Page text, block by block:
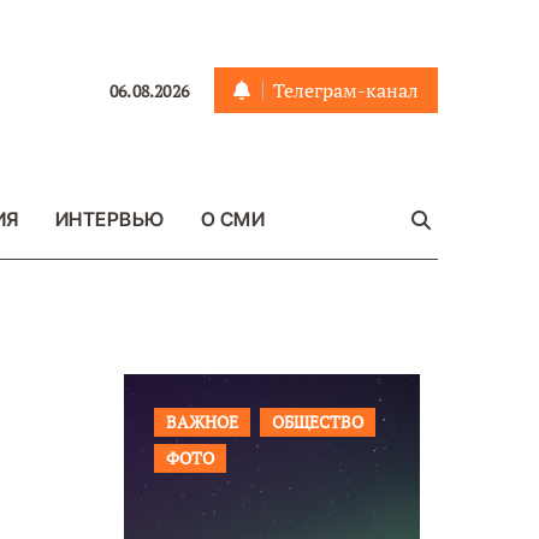
06.08.2026 Телеграм-канал
ИНТЕРВЬЮ О СМИ
ВАЖНОЕ
ОБЩЕСТВО
ФОТО